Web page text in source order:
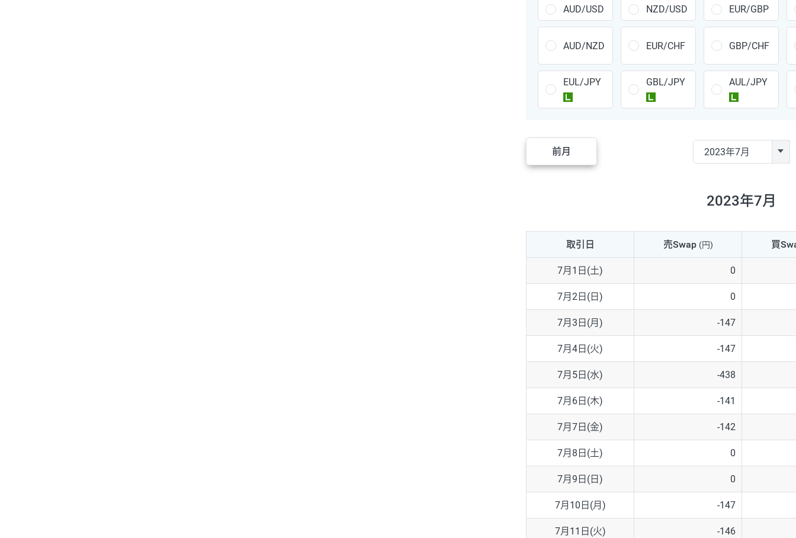
CHF/JPY 34円
PLN/JPY 35円
HUF/JPY 16円
ZAR/JPY 130円
MXN/JPY 140円
AUD/USD
NZD/USD 41円
EUR/GBP 71円
EUR/AUD 103円
GBP/AUD 43円
AUD/NZD 66円
EUR/CHF 111円
GBP/CHF 220円
USD/CHF 160円
※取引証拠金は同日の当社為替レート（ニューヨーククローズ・MIDレ
※ハンガリーフォリント/円と南アフリカランド/円とメキシコペソ/
AUD/USD NZD/USD EUR/GBP
AUD/NZD EUR/CHF GBP/CHF
EUL/JPY
GBL/JPY
AUL/JPY
前月
2023年7月
取引日 売Swap (円) 買
7月1日(土) 0
7月2日(日) 0
7月3日(月) -147
7月4日(火) -147
7月5日(水) -438
7月6日(木) -141
7月7日(金) -142
7月8日(土) 0
7月9日(日) 0
7月10日(月) -147
7月11日(火) -146